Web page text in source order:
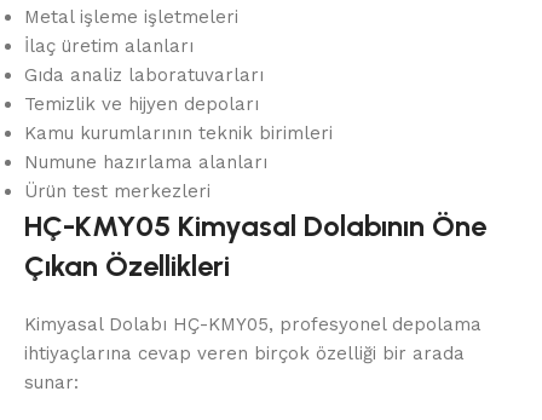
Metal işleme işletmeleri
İlaç üretim alanları
Gıda analiz laboratuvarları
Temizlik ve hijyen depoları
Kamu kurumlarının teknik birimleri
Numune hazırlama alanları
Ürün test merkezleri
HÇ-KMY05 Kimyasal Dolabının Öne
Çıkan Özellikleri
Kimyasal Dolabı HÇ-KMY05, profesyonel depolama
ihtiyaçlarına cevap veren birçok özelliği bir arada
sunar: